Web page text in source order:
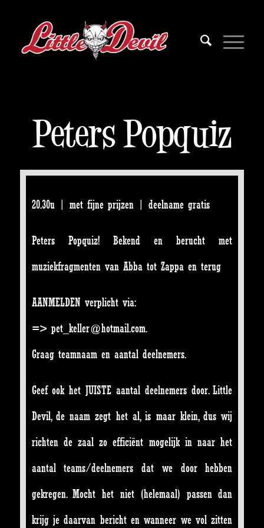
Peters Popquiz
20.30u | met fijne prijzen | deelname gratis
Peters Popquiz! Bekend en berucht met
muziekfragmenten van Abba tot Zappa en terug
AANMELDEN verplicht via:
=> pet_keller@hotmail.com.
Graag teamnaam en aantal deelnemers.
Geef ook het JUISTE aantal deelnemers door. Little
Devil, de naam zegt het al, is maar klein, dus wij
richten de zaal zo efficiënt mogelijk in naar het
aantal teams/deelnemers dat we door hebben
gekregen. Mocht het niet (helemaal) passen dan
krijg je daarvan bericht en wanneer we vol zitten